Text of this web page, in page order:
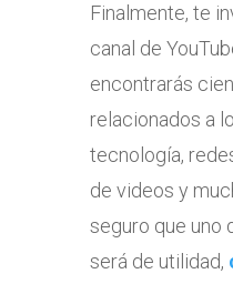
Finalmente, te
canal de
encontrarás
relacionados a
tecnología,
de videos y
seguro que uno
será de utilidad,